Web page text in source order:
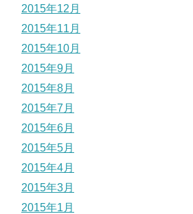
2015年12月
2015年11月
2015年10月
2015年9月
2015年8月
2015年7月
2015年6月
2015年5月
2015年4月
2015年3月
2015年1月